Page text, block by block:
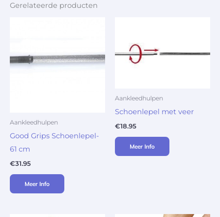
Gerelateerde producten
Aankleedhulpen
Good Grips Schoenlepel-
61 cm
€31.95
Meer Info
Aankleedhulpen
Schoenlepel met veer
€18.95
Meer Info